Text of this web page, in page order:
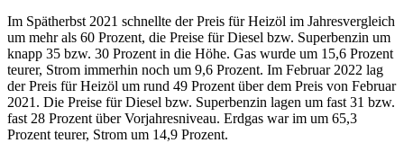
Im Spätherbst 2021 schnellte der Preis für Heizöl im Jahresvergleich
um mehr als 60 Prozent, die Preise für Diesel bzw. Superbenzin um
knapp 35 bzw. 30 Prozent in die Höhe. Gas wurde um 15,6 Prozent
teurer, Strom immerhin noch um 9,6 Prozent. Im Februar 2022 lag
der Preis für Heizöl um rund 49 Prozent über dem Preis von Februar
2021. Die Preise für Diesel bzw. Superbenzin lagen um fast 31 bzw.
fast 28 Prozent über Vorjahresniveau. Erdgas war im um 65,3
Prozent teurer, Strom um 14,9 Prozent.